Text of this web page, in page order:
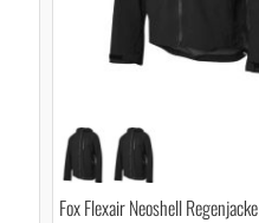
Fox Flexair Neoshell Regenjacke